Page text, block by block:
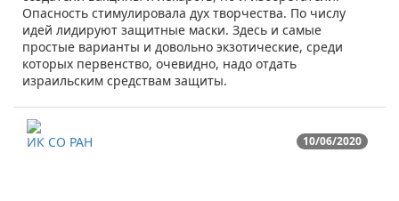
Опасность стимулировала дух творчества. По числу
идей лидируют защитные маски. Здесь и самые
простые варианты и довольно экзотические, среди
которых первенство, очевидно, надо отдать
израильским средствам защиты.
10/06/2020
ИК СО РАН